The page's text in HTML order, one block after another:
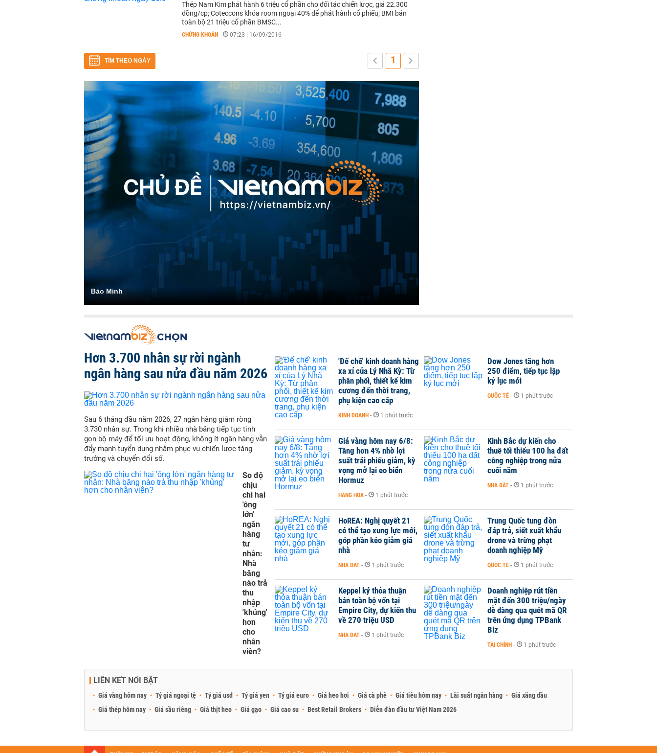
Thép Nam Kim phát hành 6 triệu cổ phần cho đối tác chiến lược, giá 22.300
đồng/cp; Coteccons khóa room ngoại 40% để phát hành cổ phiếu; BMI bán
toàn bộ 21 triệu cổ phần BMSC...
CHỨNG KHOÁN - 07:23 | 16/09/2016
TÌM THEO NGÀY 1
Bảo Minh
Hơn 3.700 nhân sự rời ngành
ngân hàng sau nửa đầu năm 2026
Sau 6 tháng đầu năm 2026, 27 ngân hàng giảm ròng
3.730 nhân sự. Trong khi nhiều nhà băng tiếp tục tinh
gọn bộ máy để tối ưu hoạt động, không ít ngân hàng vẫn
đẩy mạnh tuyển dụng nhằm phục vụ chiến lược tăng
trưởng và chuyển đổi số.
So độ
chịu
chi hai
'ông
lớn'
ngân
hàng
tư
nhân:
Nhà
băng
nào trả
thu
nhập
'khủng'
hơn
cho
nhân
viên?
'Đế chế’ kinh doanh hàng
xa xỉ của Lý Nhã Kỳ: Từ
phân phối, thiết kế kim
cương đến thời trang,
phụ kiện cao cấp
KINH DOANH - 1 phút trước
Dow Jones tăng hơn
250 điểm, tiếp tục lập
kỷ lục mới
QUỐC TẾ - 1 phút trước
Giá vàng hôm nay 6/8:
Tăng hơn 4% nhờ lợi
suất trái phiếu giảm, kỳ
vọng mở lại eo biển
Hormuz
HÀNG HÓA - 1 phút trước
Kinh Bắc dự kiến cho
thuê tối thiểu 100 ha đất
công nghiệp trong nửa
cuối năm
NHÀ ĐẤT - 1 phút trước
HoREA: Nghị quyết 21
có thể tạo xung lực mới,
góp phần kéo giảm giá
nhà
NHÀ ĐẤT - 1 phút trước
Trung Quốc tung đòn
đáp trả, siết xuất khẩu
drone và trừng phạt
doanh nghiệp Mỹ
QUỐC TẾ - 1 phút trước
Keppel ký thỏa thuận
bán toàn bộ vốn tại
Empire City, dự kiến thu
về 270 triệu USD
NHÀ ĐẤT - 1 phút trước
Doanh nghiệp rút tiền
mặt đến 300 triệu/ngày
dễ dàng qua quét mã QR
trên ứng dụng TPBank
Biz
TÀI CHÍNH - 1 phút trước
LIÊN KẾT NỔI BẬT
Giá vàng hôm nay Tỷ giá ngoại tệ Tỷ giá usd Tỷ giá yen Tỷ giá euro Giá heo hơi Giá cà phê Giá tiêu hôm nay Lãi suất ngân hàng
Giá xăng dầu
Giá thép hôm nay
Giá sầu riêng Giá thịt heo Giá gạo Giá cao su Best Retail Brokers Diễn đàn đầu tư Việt Nam 2026